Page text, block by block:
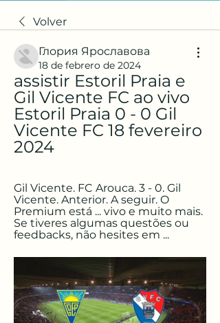
Volver
Глория Ярославова
18 de febrero de 2024
assistir Estoril Praia e
Gil Vicente FC ao vivo
Estoril Praia 0 - 0 Gil
Vicente FC 18 fevereiro
2024
Gil Vicente. FC Arouca. 3 - 0. Gil
Vicente. Anterior. A seguir. O
Premium está ... vivo e muito mais.
Se tiveres algumas questões ou
feedbacks, não hesites em ...